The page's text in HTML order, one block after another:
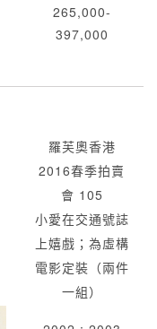
265,000-
397,000
羅芙奧香港
2016春季拍賣
會 105
小愛在交通號誌
上嬉戲；為虛構
電影定裝（兩件
一組）